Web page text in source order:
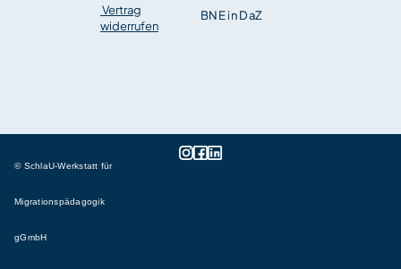
BNE in DaZ
Vertrag
widerrufen
© SchlaU-Werkstatt für
Migrationspädagogik
gGmbH